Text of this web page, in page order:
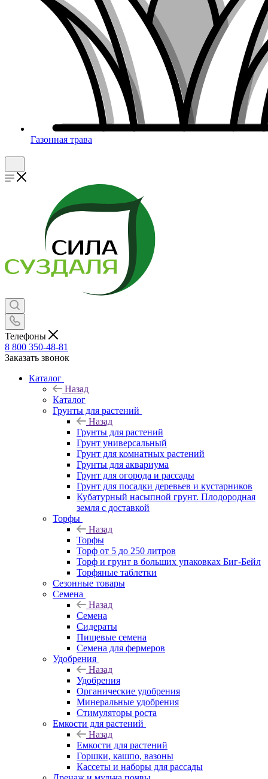
Газонная трава
Телефоны
8 800 350-48-81
Заказать звонок
Каталог
Назад
Каталог
Грунты для растений
Назад
Грунты для растений
Грунт универсальный
Грунт для комнатных растений
Грунты для аквариума
Грунт для огорода и рассады
Грунт для посадки деревьев и кустарников
Кубатурный насыпной грунт. Плодородная
земля с доставкой
Торфы
Назад
Торфы
Торф от 5 до 250 литров
Торф и грунт в больших упаковках Биг-Бейл
Торфяные таблетки
Сезонные товары
Семена
Назад
Семена
Сидераты
Пищевые семена
Семена для фермеров
Удобрения
Назад
Удобрения
Органические удобрения
Минеральные удобрения
Стимуляторы роста
Емкости для растений
Назад
Емкости для растений
Горшки, кашпо, вазоны
Кассеты и наборы для рассады